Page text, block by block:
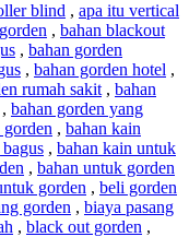
blind , apa itu vertical
, bahan blackout
, bahan gorden
, bahan gorden hotel ,
rumah sakit , bahan
, bahan gorden yang
, bahan kain
, bahan kain untuk
, bahan untuk gorden
gorden , beli gorden
gorden , biaya pasang
, black out gorden ,